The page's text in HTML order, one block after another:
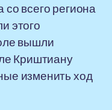
всего региона
этого
вышли
Криштиану
изменить ход